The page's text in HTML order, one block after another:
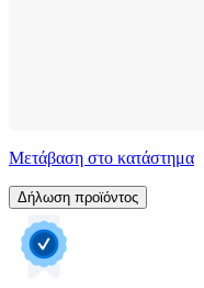
Μετάβαση στο κατάστημα
Δήλωση προϊόντος